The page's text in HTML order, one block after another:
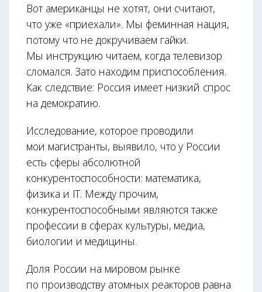
Вот американцы не хотят, они считают,
что уже «приехали». Мы феминная нация,
потому что не докручиваем гайки.
Мы инструкцию читаем, когда телевизор
сломался. Зато находим приспособления.
Как следствие: Россия имеет низкий спрос
на демократию.
Исследование, которое проводили
мои магистранты, выявило, что у России
есть сферы абсолютной
конкурентоспособности: математика,
физика и IT. Между прочим,
конкурентоспособными являются также
профессии в сферах культуры, медиа,
биологии и медицины.
Доля России на мировом рынке
по производству атомных реакторов равна